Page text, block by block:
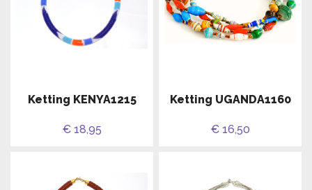
Ketting KENYA1215
€ 18,95
Ketting UGANDA1160
€ 16,50